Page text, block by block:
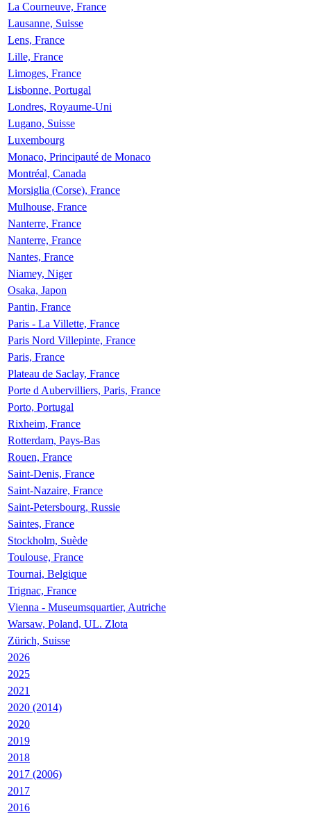
La Courneuve, France
Lausanne, Suisse
Lens, France
Lille, France
Limoges, France
Lisbonne, Portugal
Londres, Royaume-Uni
Lugano, Suisse
Luxembourg
Monaco, Principauté de Monaco
Montréal, Canada
Morsiglia (Corse), France
Mulhouse, France
Nanterre, France
Nanterre, France
Nantes, France
Niamey, Niger
Osaka, Japon
Pantin, France
Paris - La Villette, France
Paris Nord Villepinte, France
Paris, France
Plateau de Saclay, France
Porte d Aubervilliers, Paris, France
Porto, Portugal
Rixheim, France
Rotterdam, Pays-Bas
Rouen, France
Saint-Denis, France
Saint-Nazaire, France
Saint-Petersbourg, Russie
Saintes, France
Stockholm, Suède
Toulouse, France
Tournai, Belgique
Trignac, France
Vienna - Museumsquartier, Autriche
Warsaw, Poland, UL. Zlota
Zürich, Suisse
2026
2025
2021
2020 (2014)
2020
2019
2018
2017 (2006)
2017
2016